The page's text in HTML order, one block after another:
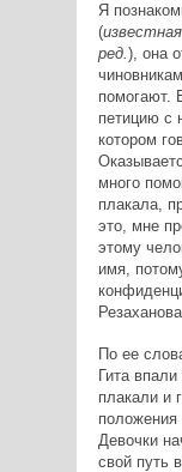
Я
(
ред.), она
помогают.
петицию с
котором
много
плакала,
это, мне
этому
имя,
По ее
Гита
плакали и
положения
Девочки
свой путь